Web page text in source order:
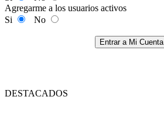
Agregarme a los usuarios activos
Si
No
Entrar a Mi Cuenta
DESTACADOS